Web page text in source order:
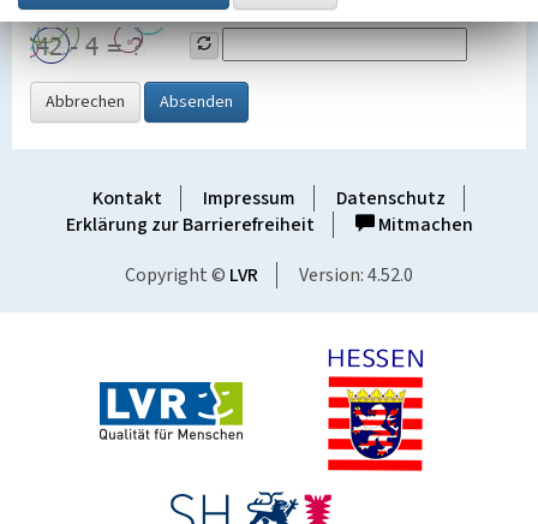
Grafik ein
Abbrechen Absenden
Kontakt Impressum
Datenschutz
Erklärung zur Barrierefreiheit
Mitmachen
Copyright © LVR Version: 4.52.0